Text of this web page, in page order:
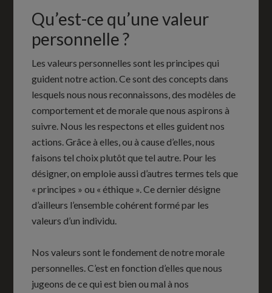
Qu’est-ce qu’une valeur
personnelle ?
Les valeurs personnelles sont les principes qui
guident notre action. Ce sont des concepts dans
lesquels nous nous reconnaissons, des modèles de
comportement et de morale que nous aspirons à
suivre. Nous les respectons et elles guident nos
actions. Grâce à elles, ou à cause d’elles, nous
faisons tel choix plutôt que tel autre. Pour les
désigner, on emploie aussi d’autres termes tels que
« principes » ou « éthique ». Ce dernier désigne
d’ailleurs l’ensemble cohérent formé par les
valeurs d’un individu.
Nos valeurs sont le fondement de notre morale
personnelles. C’est en fonction d’elles que nous
jugeons de ce qui est bien ou mal à nos